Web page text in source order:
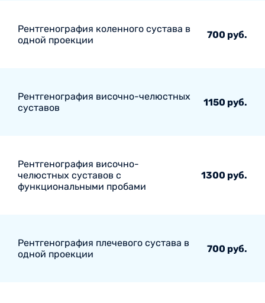
Рентгенография коленного сустава в
одной проекции
700 руб.
Рентгенография височно-челюстных
суставов
1150 руб.
Рентгенография височно-
челюстных суставов с
функциональными пробами
1300 руб.
Рентгенография плечевого сустава в
одной проекции
700 руб.